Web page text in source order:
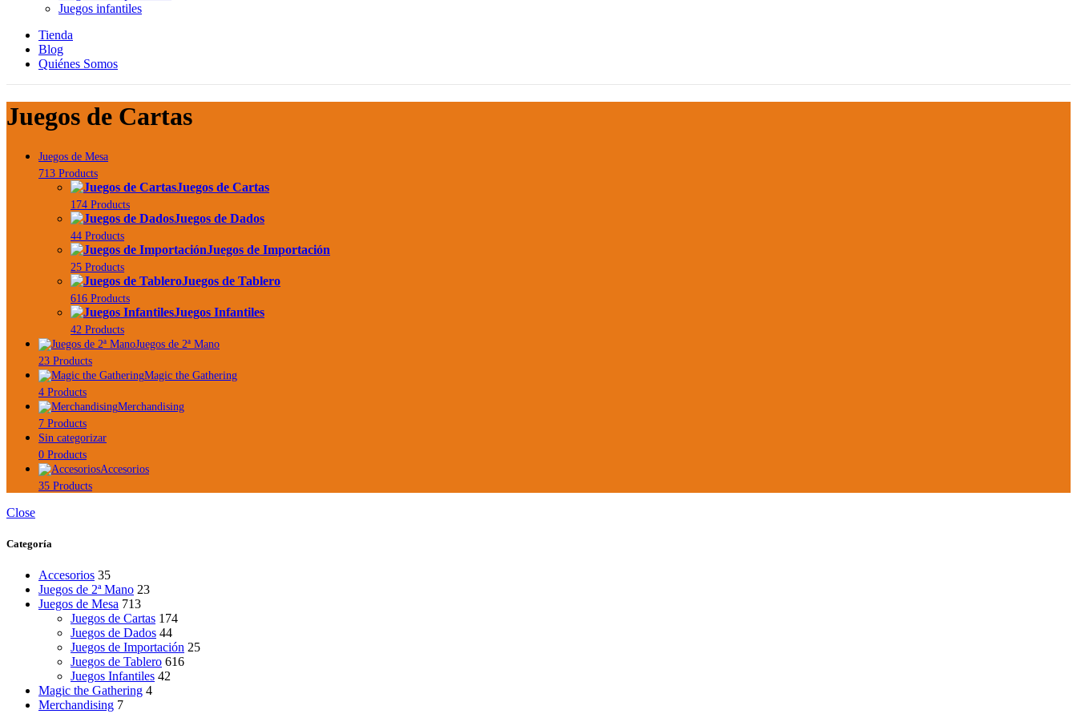
Juegos infantiles
Tienda
Blog
Quiénes Somos
Juegos de Cartas
Juegos de Mesa
713 Products
Juegos de Cartas
174 Products
Juegos de Dados
44 Products
Juegos de Importación
25 Products
Juegos de Tablero
616 Products
Juegos Infantiles
42 Products
Juegos de 2ª Mano
23 Products
Magic the Gathering
4 Products
Merchandising
7 Products
Sin categorizar
0 Products
Accesorios
35 Products
Close
Categoría
Accesorios 35
Juegos de 2ª Mano 23
Juegos de Mesa 713
Juegos de Cartas 174
Juegos de Dados 44
Juegos de Importación 25
Juegos de Tablero 616
Juegos Infantiles 42
Magic the Gathering 4
Merchandising 7